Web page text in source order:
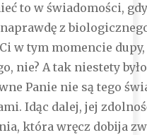
to w świadomości,
z
w tym momencie dupy,
nie? A tak niestety
Panie nie są tego
Idąc dalej, jej
która wręcz dobija